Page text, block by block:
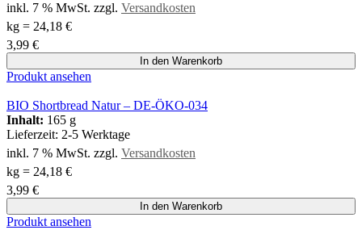
inkl. 7 % MwSt. zzgl. Versandkosten
kg = 24,18 €
3,99 €
In den Warenkorb
Produkt ansehen
BIO Shortbread Natur – DE-ÖKO-034
Inhalt: 165 g
Lieferzeit: 2-5 Werktage
inkl. 7 % MwSt. zzgl. Versandkosten
kg = 24,18 €
3,99 €
In den Warenkorb
Produkt ansehen